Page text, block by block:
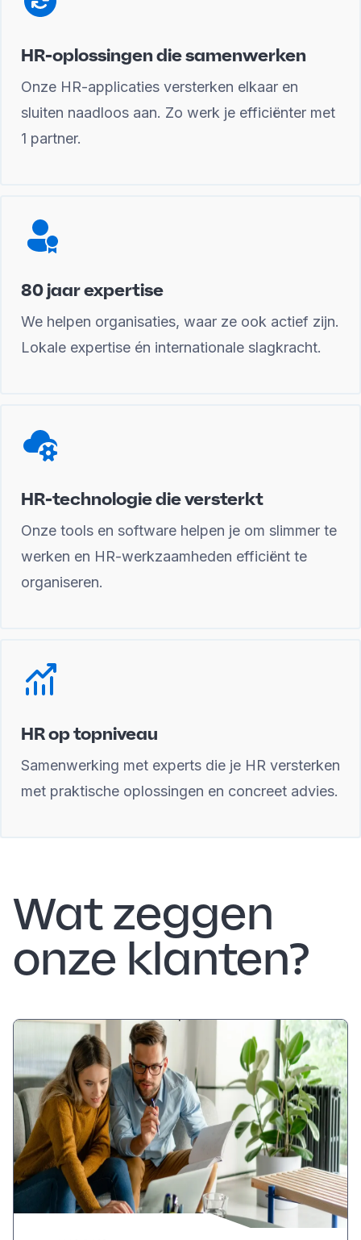
HR-oplossingen die samenwerken
Onze HR-applicaties versterken elkaar en
sluiten naadloos aan. Zo werk je efficiënter met
1 partner.
80 jaar expertise
We helpen organisaties, waar ze ook actief zijn.
Lokale expertise én internationale slagkracht.
HR-technologie die versterkt
Onze tools en software helpen je om slimmer te
werken en HR-werkzaamheden efficiënt te
organiseren.
HR op topniveau
Samenwerking met experts die je HR versterken
met praktische oplossingen en concreet advies.
Wat zeggen
onze klanten?